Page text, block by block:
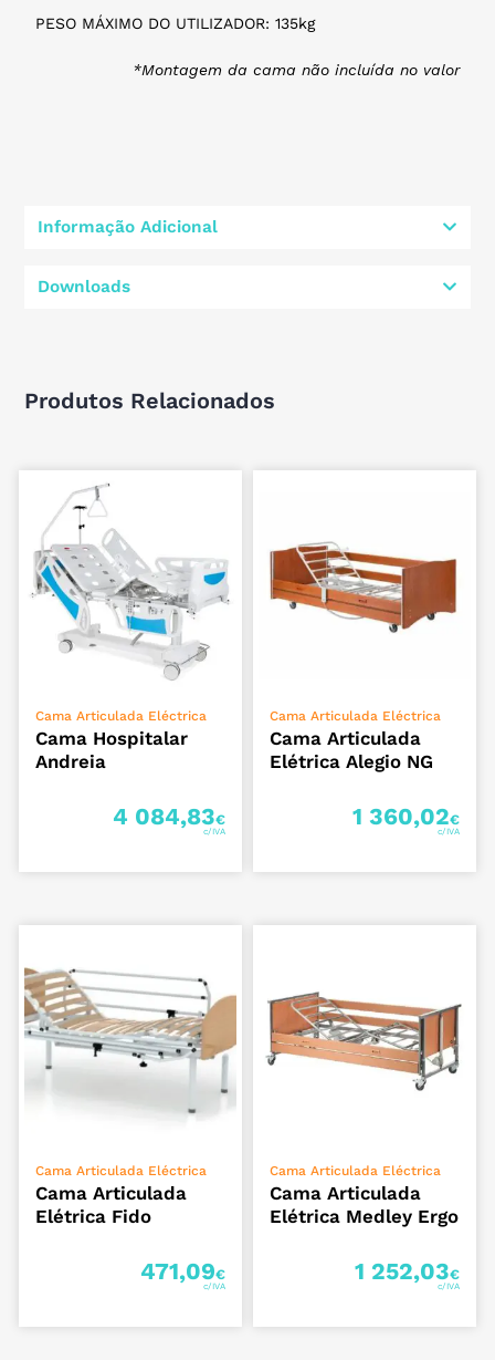
PESO MÁXIMO DO UTILIZADOR: 135kg
*Montagem da cama não incluída no valor
Informação Adicional
Downloads
Produtos Relacionados
ADICIONAR
Cama Articulada Eléctrica
Cama Hospitalar
Andreia
4 084,83€
ADICIONAR
Cama Articulada Eléctrica
Cama Articulada
Elétrica Alegio NG
1 360,02€
ADICIONAR
Cama Articulada Eléctrica
Cama Articulada
Elétrica Fido
471,09€
ADICIONAR
Cama Articulada Eléctrica
Cama Articulada
Elétrica Medley Ergo
1 252,03€